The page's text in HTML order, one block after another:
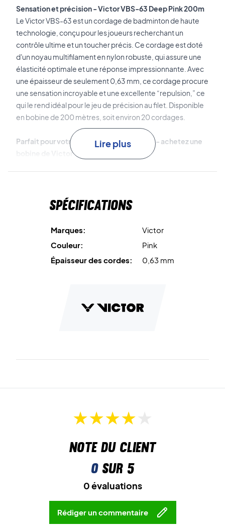
Sensation et précision - Victor VBS-63 Deep Pink 200m
Le Victor VBS-63 est un cordage de badminton de haute
technologie, conçu pour les joueurs recherchant un
contrôle ultime et un toucher précis. Ce cordage est doté
d'un noyau multifilament en nylon robuste, qui assure une
élasticité optimale et une réponse impressionnante. Avec
une épaisseur de seulement 0,63 mm, ce cordage procure
une sensation incroyable et une excellente “repulsion,” ce
qui le rend idéal pour le jeu de précision au filet. Disponible
en bobine de 200 mètres, soit environ 20 cordages.
Parfait pour votre raquette de badminton - achetez une
bobine de Victor VBS-63!
Lire plus
Spécifications
Marques:
Victor
Couleur:
Pink
Épaisseur des cordes:
0,63 mm
Note du client
0sur 5
0 évaluations
Rédiger un commentaire